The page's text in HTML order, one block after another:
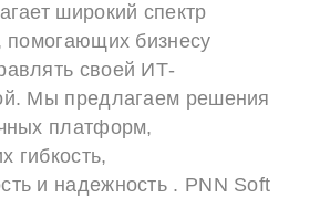
широкий спектр
помогающих бизнесу
своей ИТ-
Мы предлагаем решения
платформ,
гибкость,
и надежность . PNN Soft